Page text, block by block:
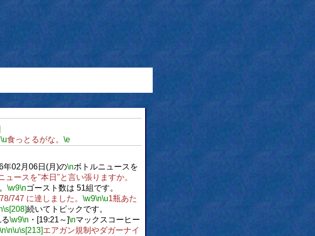
\u食っとるがな。 \e
年02月06日(月)の\nボトルニュースを
ュースを"本日"と言い張りますか。
\w9\nゴースト数は 51組です。
747 に達しました。 \w9\n\u1瓶あた
\s[208]続いてトピックです。
\w9\n ・[19:21～]\nマックスコーヒー
\n\u\s[213]エアガン規制やダガーナイ